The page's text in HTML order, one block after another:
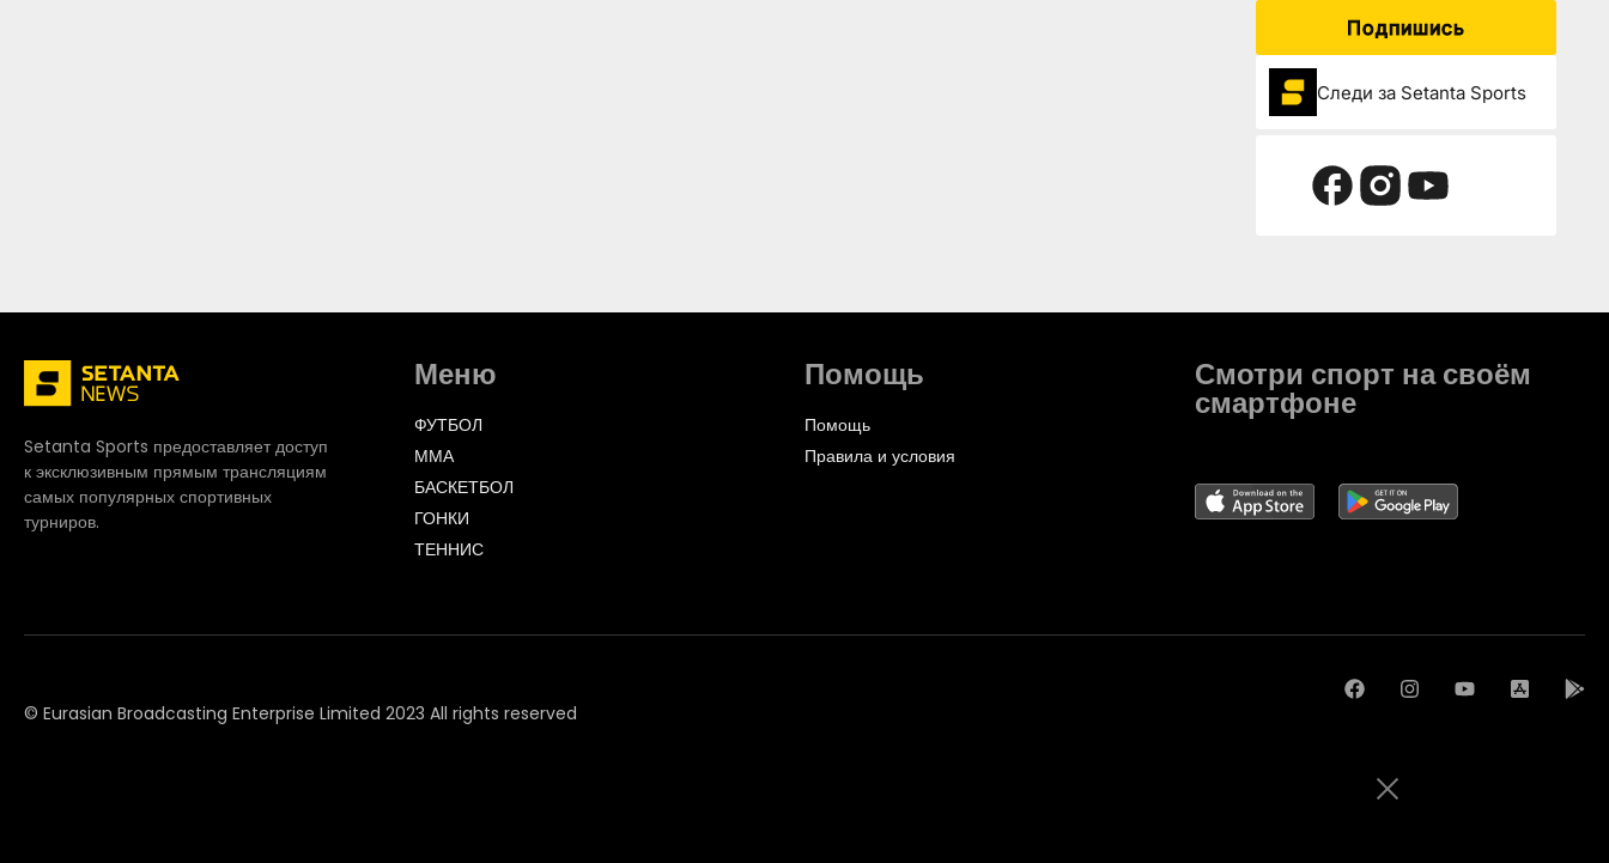
Подпишись
Следи за Setanta Sports
Setanta Sports предоставляет доступ
к эксклюзивным прямым трансляциям
самых популярных спортивных
турниров.
Меню
ФУТБОЛ
ММА
БАСКЕТБОЛ
ГОНКИ
ТЕННИС
Помощь
Помощь
Правила и условия
Смотри спорт на своём
смартфоне
© Eurasian Broadcasting Enterprise Limited 2023 All rights reserved